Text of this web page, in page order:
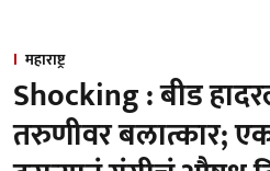
महाराष्ट्र
Shocking : बीड
तरुणीवर बलात्कार;